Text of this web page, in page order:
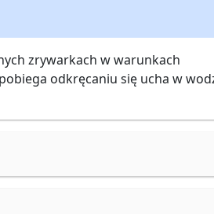
zrywarkach w warunkach
odkręcaniu się ucha w